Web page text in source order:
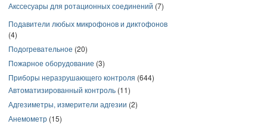
Акссесуары для ротационных соединений (7)
Подавители любых микрофонов и диктофонов
(4)
Подогревательное (20)
Пожарное оборудование (3)
Приборы неразрушающего контроля (644)
Автоматизированный контроль (11)
Адгезиметры, измерители адгезии (2)
Анемометр (15)